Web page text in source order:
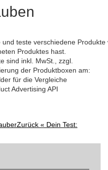
teste verschiedene
Produktes hast.
sind inkl. MwSt., zzgl.
der Produktboxen am:
für die Vergleiche
Advertising API
Zurück « Dein Test: